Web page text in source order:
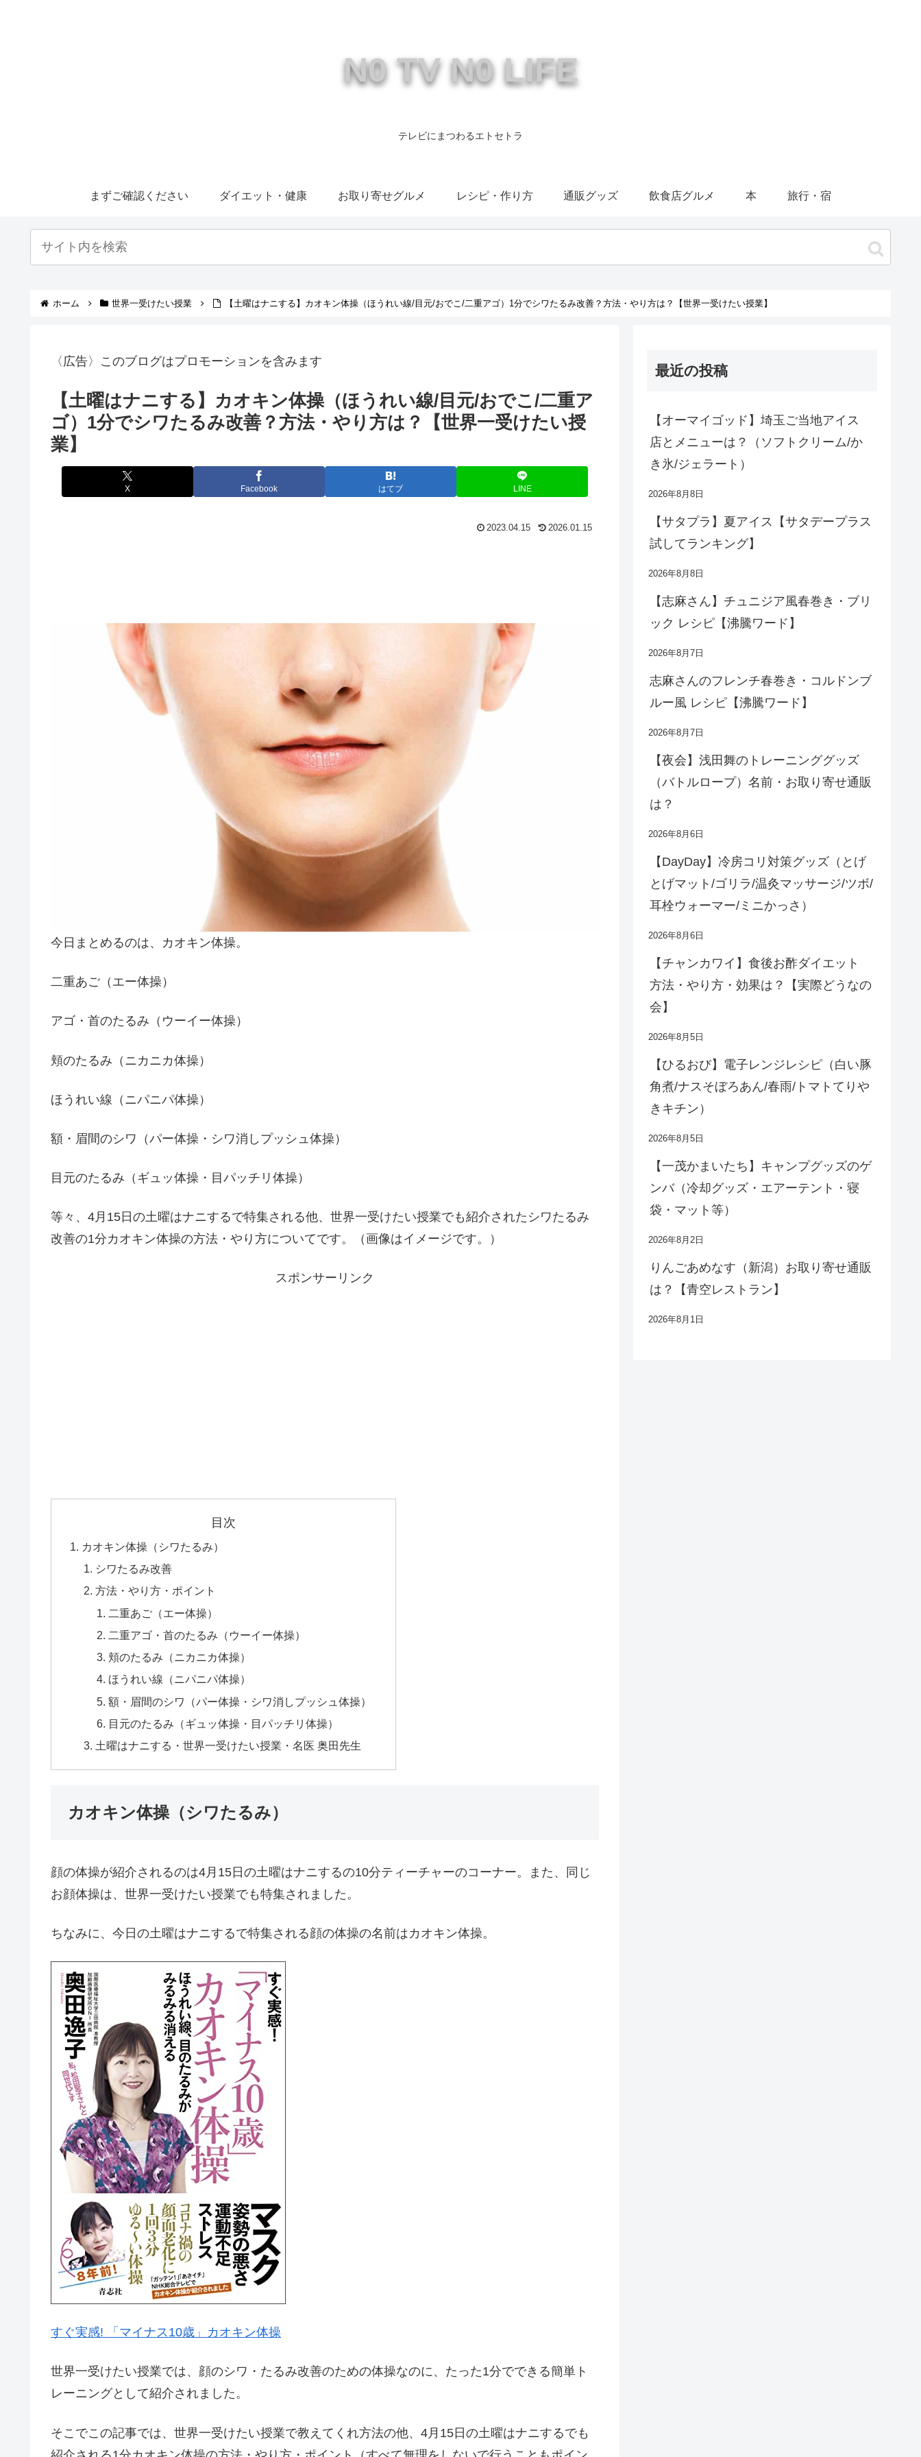
N0 TV N0 LIFE
テレビにまつわるエトセトラ
まずご確認ください ダイエット・健康 お取り寄せグルメ レシピ・作り方 通販グッズ 飲食店グルメ 本 旅行・宿
ホーム 世界一受けたい授業 【土曜はナニする】カオキン体操（ほうれい線/目元/おでこ/二重アゴ）1分でシワたるみ改善？方法・やり方は？【世界一受けたい授業】
〈広告〉このブログはプロモーションを含みます
【土曜はナニする】カオキン体操（ほうれい線/目元/おでこ/二重ア
ゴ）1分でシワたるみ改善？方法・やり方は？【世界一受けたい授
業】
X Facebook はてブ LINE
2023.04.15 2026.01.15
今日まとめるのは、カオキン体操。
二重あご（エー体操）
アゴ・首のたるみ（ウーイー体操）
頬のたるみ（ニカニカ体操）
ほうれい線（ニパニパ体操）
額・眉間のシワ（パー体操・シワ消しプッシュ体操）
目元のたるみ（ギュッ体操・目パッチリ体操）
等々、4月15日の土曜はナニするで特集される他、世界一受けたい授業でも紹介されたシワたるみ
改善の1分カオキン体操の方法・やり方についてです。（画像はイメージです。）
スポンサーリンク
目次
カオキン体操（シワたるみ）
シワたるみ改善
方法・やり方・ポイント
二重あご（エー体操）
二重アゴ・首のたるみ（ウーイー体操）
頬のたるみ（ニカニカ体操）
ほうれい線（ニパニパ体操）
額・眉間のシワ（パー体操・シワ消しプッシュ体操）
目元のたるみ（ギュッ体操・目パッチリ体操）
土曜はナニする・世界一受けたい授業・名医 奥田先生
カオキン体操（シワたるみ）
顔の体操が紹介されるのは4月15日の土曜はナニするの10分ティーチャーのコーナー。また、同じ
お顔体操は、世界一受けたい授業でも特集されました。
ちなみに、今日の土曜はナニするで特集される顔の体操の名前はカオキン体操。
すぐ実感! 「マイナス10歳」カオキン体操
世界一受けたい授業では、顔のシワ・たるみ改善のための体操なのに、たった1分でできる簡単ト
レーニングとして紹介されました。
そこでこの記事では、世界一受けたい授業で教えてくれ方法の他、4月15日の土曜はナニするでも
最近の投稿
【オーマイゴッド】埼玉ご当地アイス
店とメニューは？（ソフトクリーム/か
き氷/ジェラート）
2026年8月8日
【サタプラ】夏アイス【サタデープラス
試してランキング】
2026年8月8日
【志麻さん】チュニジア風春巻き・ブリ
ック レシピ【沸騰ワード】
2026年8月7日
志麻さんのフレンチ春巻き・コルドンブ
ルー風 レシピ【沸騰ワード】
2026年8月7日
【夜会】浅田舞のトレーニンググッズ
（バトルロープ）名前・お取り寄せ通販
は？
2026年8月6日
【DayDay】冷房コリ対策グッズ（とげ
とげマット/ゴリラ/温灸マッサージ/ツボ/
耳栓ウォーマー/ミニかっさ）
2026年8月6日
【チャンカワイ】食後お酢ダイエット
方法・やり方・効果は？【実際どうなの
会】
2026年8月5日
【ひるおび】電子レンジレシピ（白い豚
角煮/ナスそぼろあん/春雨/トマトてりや
きキチン）
2026年8月5日
【一茂かまいたち】キャンプグッズのゲ
ンバ（冷却グッズ・エアーテント・寝
袋・マット等）
2026年8月2日
りんごあめなす（新潟）お取り寄せ通販
は？【青空レストラン】
2026年8月1日